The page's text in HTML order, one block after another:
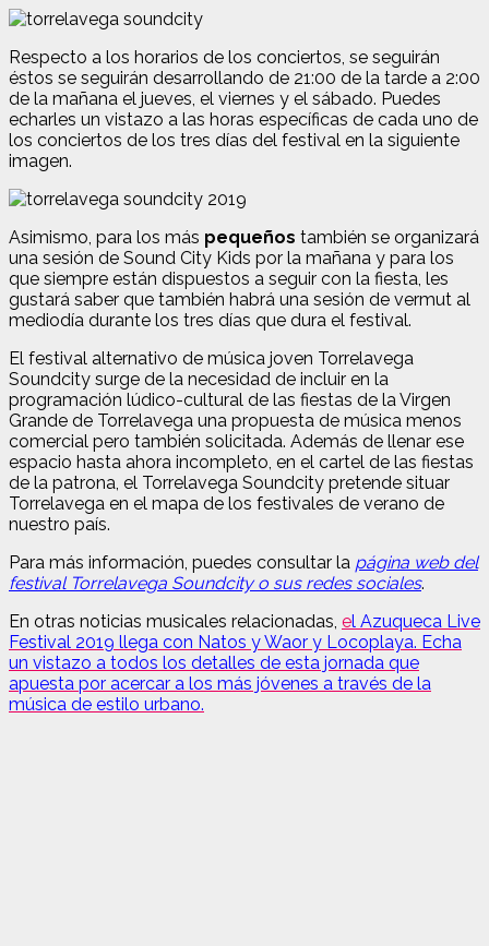
Respecto a los horarios de los conciertos, se seguirán
éstos se seguirán desarrollando de 21:00 de la tarde a 2:00
de la mañana el jueves, el viernes y el sábado. Puedes
echarles un vistazo a las horas específicas de cada uno de
los conciertos de los tres días del festival en la siguiente
imagen.
Asimismo, para los más pequeños también se organizará
una sesión de Sound City Kids por la mañana y para los
que siempre están dispuestos a seguir con la fiesta, les
gustará saber que también habrá una sesión de vermut al
mediodía durante los tres días que dura el festival.
El festival alternativo de música joven Torrelavega
Soundcity surge de la necesidad de incluir en la
programación lúdico-cultural de las fiestas de la Virgen
Grande de Torrelavega una propuesta de música menos
comercial pero también solicitada. Además de llenar ese
espacio hasta ahora incompleto, en el cartel de las fiestas
de la patrona, el Torrelavega Soundcity pretende situar
Torrelavega en el mapa de los festivales de verano de
nuestro país.
Para más información, puedes consultar la página web del
festival Torrelavega Soundcity o sus redes sociales.
En otras noticias musicales relacionadas, el Azuqueca Live
Festival 2019 llega con Natos y Waor y Locoplaya. Echa
un vistazo a todos los detalles de esta jornada que
apuesta por acercar a los más jóvenes a través de la
música de estilo urbano.